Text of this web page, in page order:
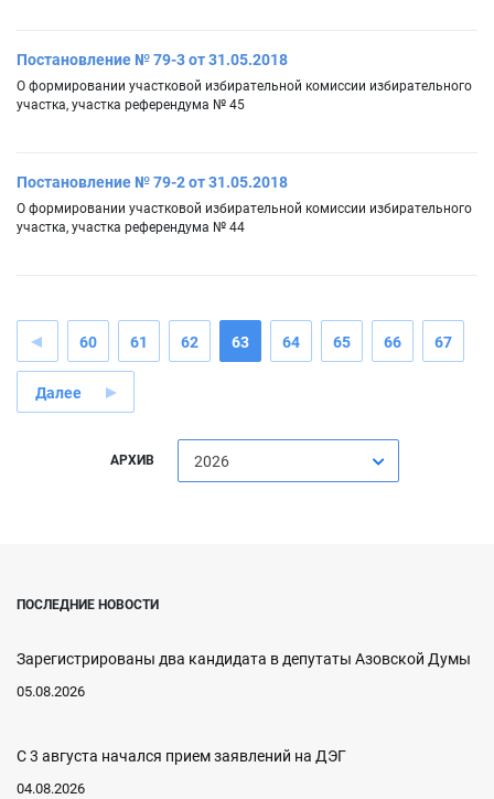
Постановление № 79-3 от 31.05.2018
О формировании участковой избирательной комиссии избирательного
участка, участка референдума № 45
Постановление № 79-2 от 31.05.2018
О формировании участковой избирательной комиссии избирательного
участка, участка референдума № 44
60 61 62 63 64 65 66 67
Далее
АРХИВ 2026
ПОСЛЕДНИЕ НОВОСТИ
Зарегистрированы два кандидата в депутаты Азовской Думы
05.08.2026
С 3 августа начался прием заявлений на ДЭГ
04.08.2026